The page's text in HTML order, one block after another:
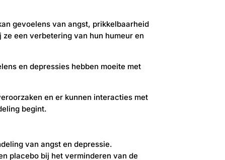
gevoelens van angst, prikkelbaarheid
een verbetering van hun humeur en
en depressies hebben moeite met
en er kunnen interacties met
begint.
van angst en depressie.
placebo bij het verminderen van de